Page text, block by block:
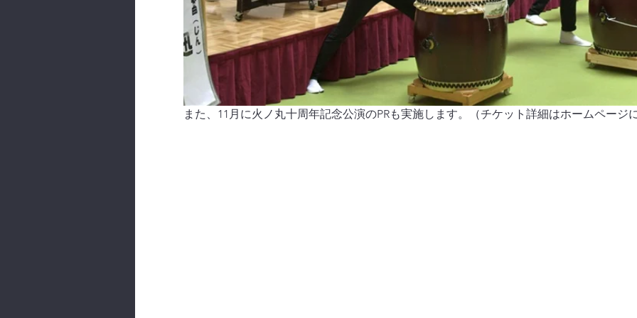
また、11月に火ノ丸十周年記念公演のPRも実施します。（チケット詳細はホームページ